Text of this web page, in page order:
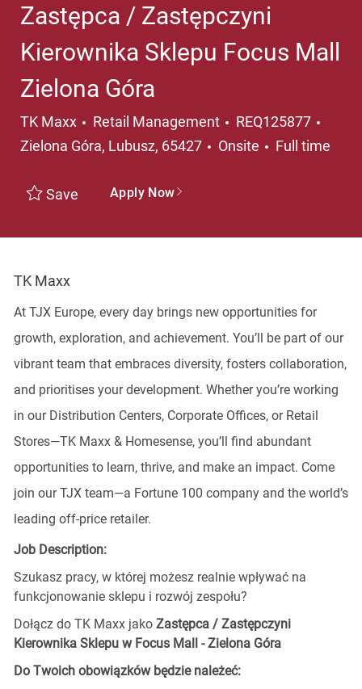
Zastępca / Zastępczyni
Kierownika Sklepu Focus Mall
Zielona Góra
TK Maxx Category
Retail Management REQ125877
Zielona Góra, Lubusz, 65427
Onsite Job Type
Full time
Save Apply Now
TK Maxx
At TJX Europe, every day brings new opportunities for
growth, exploration, and achievement. You’ll be part of our
vibrant team that embraces diversity, fosters collaboration,
and prioritises your development. Whether you’re working
in our Distribution Centers, Corporate Offices, or Retail
Stores—TK Maxx & Homesense, you’ll find abundant
opportunities to learn, thrive, and make an impact. Come
join our TJX team—a Fortune 100 company and the world’s
leading off-price retailer.
Job Description:
Szukasz pracy, w której możesz realnie wpływać na
funkcjonowanie sklepu i rozwój zespołu?
Dołącz do TK Maxx jako Zastępca / Zastępczyni
Kierownika Sklepu w Focus Mall - Zielona Góra
Do Twoich obowiązków będzie należeć: